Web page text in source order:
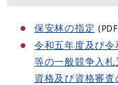
保安林の指定
令和五年度及び
等の一般競争入
資格及び資格審